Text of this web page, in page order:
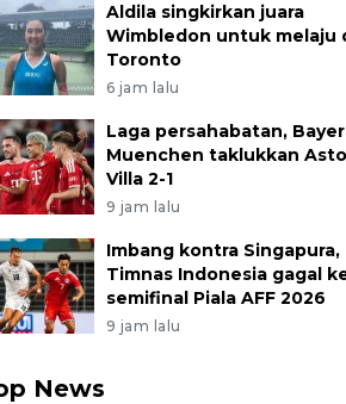
Aldila singkirkan juara
Wimbledon untuk melaju
Toronto
6 jam lalu
Laga persahabatan,
Muenchen taklukkan
Villa 2-1
9 jam lalu
Imbang kontra Singapura,
Timnas Indonesia gagal
semifinal Piala AFF 2026
9 jam lalu
News